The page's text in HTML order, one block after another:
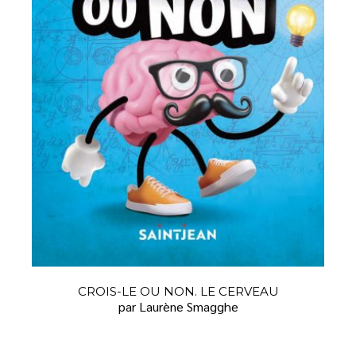
CROIS-LE OU NON. LE CERVEAU
par Laurène Smagghe